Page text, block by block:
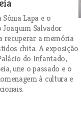
Lapa e o
Salvador
recuperar a memória
chita. A exposição
do Infantado,
une o passado e o
à cultura e